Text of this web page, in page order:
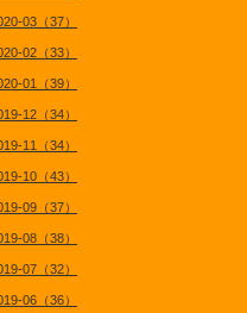
03（37）
02（33）
01（39）
12（34）
11（34）
10（43）
09（37）
08（38）
07（32）
06（36）